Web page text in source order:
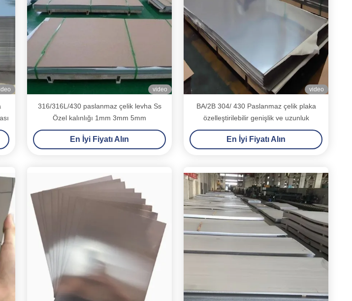
video
316/316L/430 paslanmaz çelik levha Ss
Özel kalınlığı 1mm 3mm 5mm
En İyi Fiyatı Alın
video
BA/2B 304/ 430 Paslanmaz çelik plaka
özelleştirilebilir genişlik ve uzunluk
En İyi Fiyatı Alın